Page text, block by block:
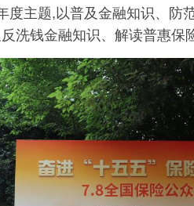
度主题,以普及金融知识、
洗钱金融知识、解读普惠